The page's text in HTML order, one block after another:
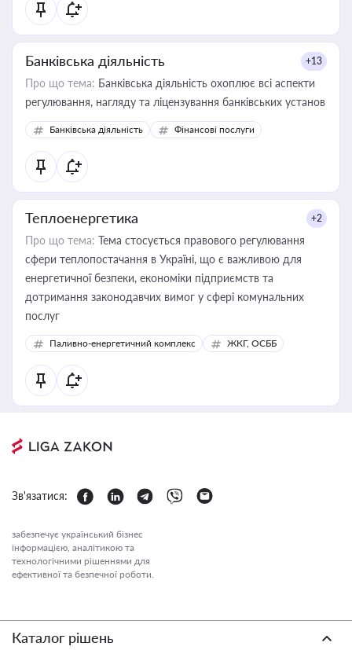
Банківська діяльність +13
Про що тема: Банківська діяльність охоплює всі аспекти
регулювання, нагляду та ліцензування банківських установ
Банківська діяльність Фінансові послуги
Теплоенергетика +2
Про що тема: Тема стосується правового регулювання
сфери теплопостачання в Україні, що є важливою для
енергетичної безпеки, економіки підприємств та
дотримання законодавчих вимог у сфері комунальних
послуг
Паливно-енергетичний комплекс ЖКГ, ОСББ
Зв'язатися:
забезпечує український бізнес
інформацією, аналітикою та
технологічними рішеннями для
ефективної та безпечної роботи.
Каталог рішень